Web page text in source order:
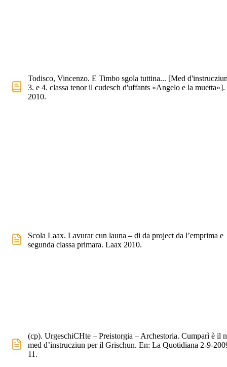
Todisco, Vincenzo. E Timbo sgola tuttina... [Med
3. e 4. classa tenor il cudesch d'uffants «Angelo e la
2010.
Scola Laax. Lavurar cun launa – di da project da l’emprima e
segunda classa primara. Laax 2010.
(cp). UrgeschiCHte – Preistorgia – Archestoria. Cumparì è il
med d’instrucziun per il Grischun. En: La Quotidiana 2-9-
11.